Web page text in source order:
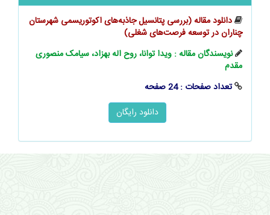
دانلود مقاله (بررسی پتانسیل جاذبه‌های اکوتوریسمی شهرستان
چناران در توسعه فرصت‌های شغلی)
نویسندگان مقاله : ویدا توانا، روح اله بهزاد، سیامک منصوری
مقدم
تعداد صفحات : 24 صفحه